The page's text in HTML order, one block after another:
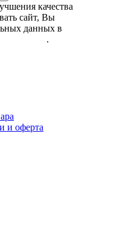
качества
сайт, Вы
данных в
.
и оферта